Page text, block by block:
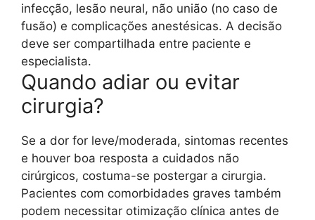
infecção, lesão neural, não união (no caso de
fusão) e complicações anestésicas. A decisão
deve ser compartilhada entre paciente e
especialista.
Quando adiar ou evitar
cirurgia?
Se a dor for leve/moderada, sintomas recentes
e houver boa resposta a cuidados não
cirúrgicos, costuma-se postergar a cirurgia.
Pacientes com comorbidades graves também
podem necessitar otimização clínica antes de